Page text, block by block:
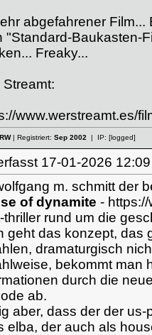
abgefahrener
"Standard-Baukasten-
Freaky...
Streamt:
www.werstreamt.es/
| Registriert: Sep 2002| IP: [logged]
17-01-2026
m. schmitt der
of dynamite -
thriller rund um die
geht das konzept, das
dramaturgisch
bekommt man
durch die
ab.
aber, dass der der
elba, der auch als